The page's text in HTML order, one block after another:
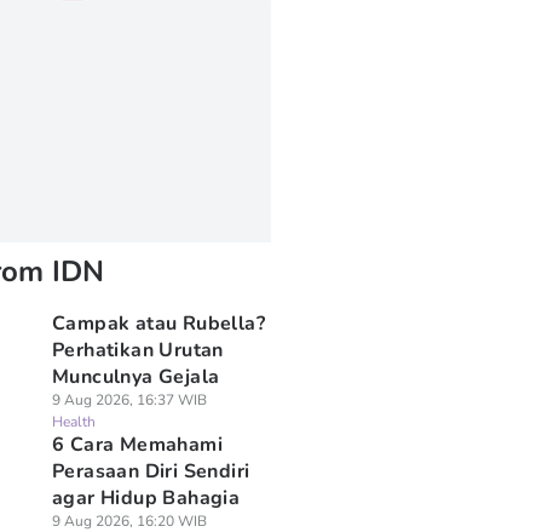
IDN
Campak atau Rubella?
Perhatikan Urutan
Munculnya Gejala
9 Aug 2026, 16:37 WIB
Health
6 Cara Memahami
Perasaan Diri Sendiri
agar Hidup Bahagia
9 Aug 2026, 16:20 WIB